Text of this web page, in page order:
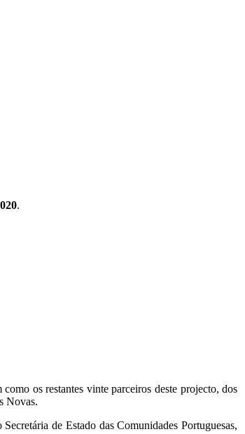
.
como os restantes vinte parceiros deste projecto, dos
Novas.
de Estado das Comunidades Portuguesas,